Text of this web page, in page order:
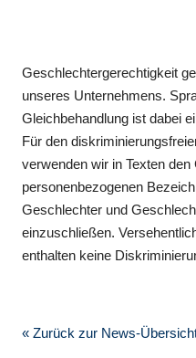
Geschlechtergerechtigkeit
unseres Unternehmens.
Gleichbehandlung ist dabei
Für den
verwenden wir in Texten
personenbezogenen
Geschlechter und
einzuschließen.
enthalten keine
« Zurück zur News-